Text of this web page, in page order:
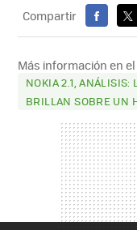
Compartir
X
Más información en
NOKIA 2.1, ANÁLISIS:
BRILLAN SOBRE UN